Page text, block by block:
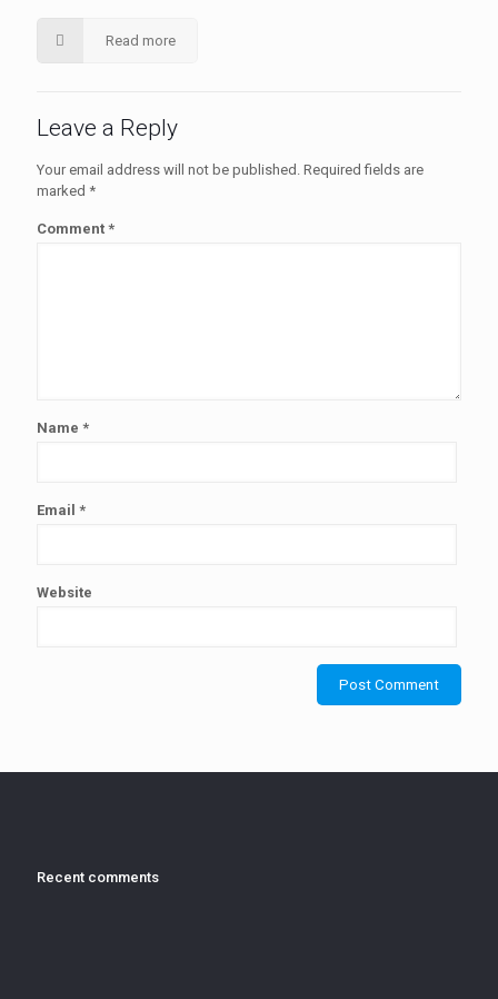
Read more
Leave a Reply
Your email address will not be published. Required fields are
marked *
Comment *
Name *
Email *
Website
Recent comments